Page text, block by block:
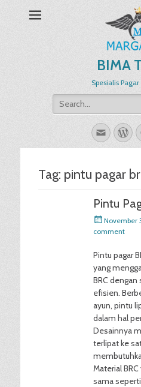
BIMA
Spesialis
Search
for:
Email
Tag: pintu pagar
Pintu
Posted
on
November
comment
Pintu pagar
yang
BRC
efisien.
ayun, pintu
dalam hal
Desainnya
terlipat ke
Material
sama